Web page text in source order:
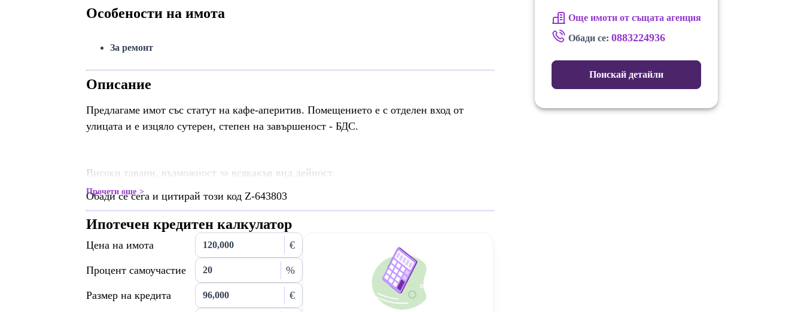
Особености на имота
За ремонт
Описание
Предлагаме имот със статут на кафе-аперитив. Помещението е с отделен вход от
улицата и е изцяло сутерен, степен на завършеност - БДС.
Високи тавани, възможност за всякакъв вид дейност.
Обади се сега и цитирай този код Z-643803
Прочети още
Ипотечен кредитен калкулатор
Цена на имота €
Процент самоучастие %
Размер на кредита €
Още имоти от същата агенция
Обади се: 0883224936
Поискай детайли